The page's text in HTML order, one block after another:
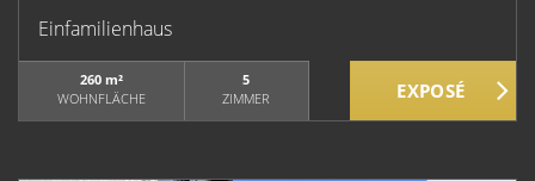
Einfamilienhaus
260 m²
WOHNFLÄCHE
5
ZIMMER